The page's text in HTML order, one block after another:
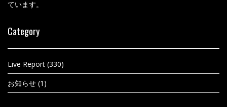
ています。
Category
Live Report (330)
お知らせ (1)